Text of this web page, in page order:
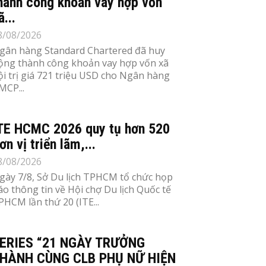
08/2026
hàng Standard Chartered đã huy
thành công khoản vay hợp vốn xã
trị giá 721 triệu USD cho Ngân hàng
HCMC 2026 quy tụ hơn 520
vị triển lãm,...
08/2026
7/8, Sở Du lịch TPHCM tổ chức họp
thông tin về Hội chợ Du lịch Quốc tế
lần thứ 20 (ITE...
“21 NGÀY TRƯỞNG
CÙNG CLB PHỤ NỮ HIỆN